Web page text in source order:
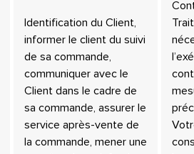
Identification du Client,
informer le client du suivi
de sa commande,
communiquer avec le
Client dans le cadre de
sa commande, assurer le
service après-vente de
la commande, mener une